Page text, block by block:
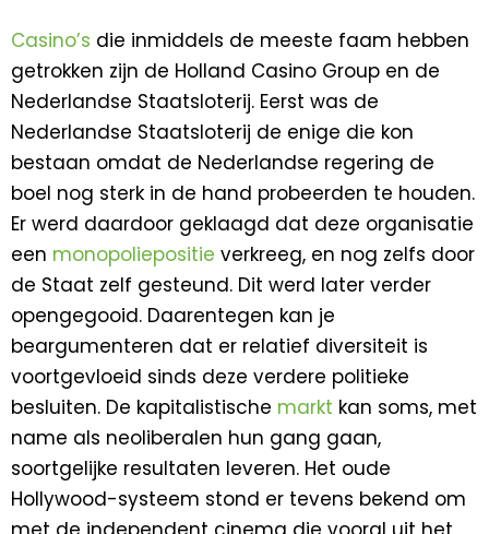
Casino’s die inmiddels de meeste faam hebben
getrokken zijn de Holland Casino Group en de
Nederlandse Staatsloterij. Eerst was de
Nederlandse Staatsloterij de enige die kon
bestaan omdat de Nederlandse regering de
boel nog sterk in de hand probeerden te houden.
Er werd daardoor geklaagd dat deze organisatie
een monopoliepositie verkreeg, en nog zelfs door
de Staat zelf gesteund. Dit werd later verder
opengegooid. Daarentegen kan je
beargumenteren dat er relatief diversiteit is
voortgevloeid sinds deze verdere politieke
besluiten. De kapitalistische markt kan soms, met
name als neoliberalen hun gang gaan,
soortgelijke resultaten leveren. Het oude
Hollywood-systeem stond er tevens bekend om